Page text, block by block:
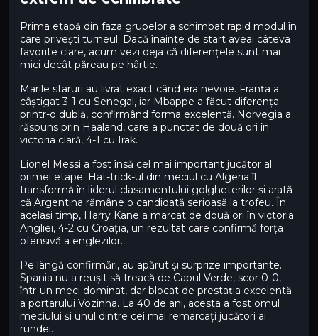
Prima etapă din faza grupelor a schimbat rapid modul în
care privești turneul. Dacă înainte de start aveai câteva
favorite clare, acum vezi deja că diferențele sunt mai
mici decât păreau pe hârtie.
Marile staruri au livrat exact când era nevoie. Franța a
câștigat 3-1 cu Senegal, iar Mbappe a făcut diferența
printr-o dublă, confirmând forma excelentă. Norvegia a
răspuns prin Haaland, care a punctat de două ori în
victoria clară, 4-1 cu Irak.
Lionel Messi a fost însă cel mai important jucător al
primei etape. Hat-trick-ul din meciul cu Algeria îl
transformă în liderul clasamentului golgheterilor și arată
că Argentina rămâne o candidată serioasă la trofeu. În
același timp, Harry Kane a marcat de două ori în victoria
Angliei, 4-2 cu Croația, un rezultat care confirmă forța
ofensivă a englezilor.
Pe lângă confirmări, au apărut și surprize importante.
Spania nu a reușit să treacă de Capul Verde, scor 0-0,
într-un meci dominat, dar blocat de prestația excelentă
a portarului Vozinha. La 40 de ani, acesta a fost omul
meciului și unul dintre cei mai remarcați jucători ai
rundei.